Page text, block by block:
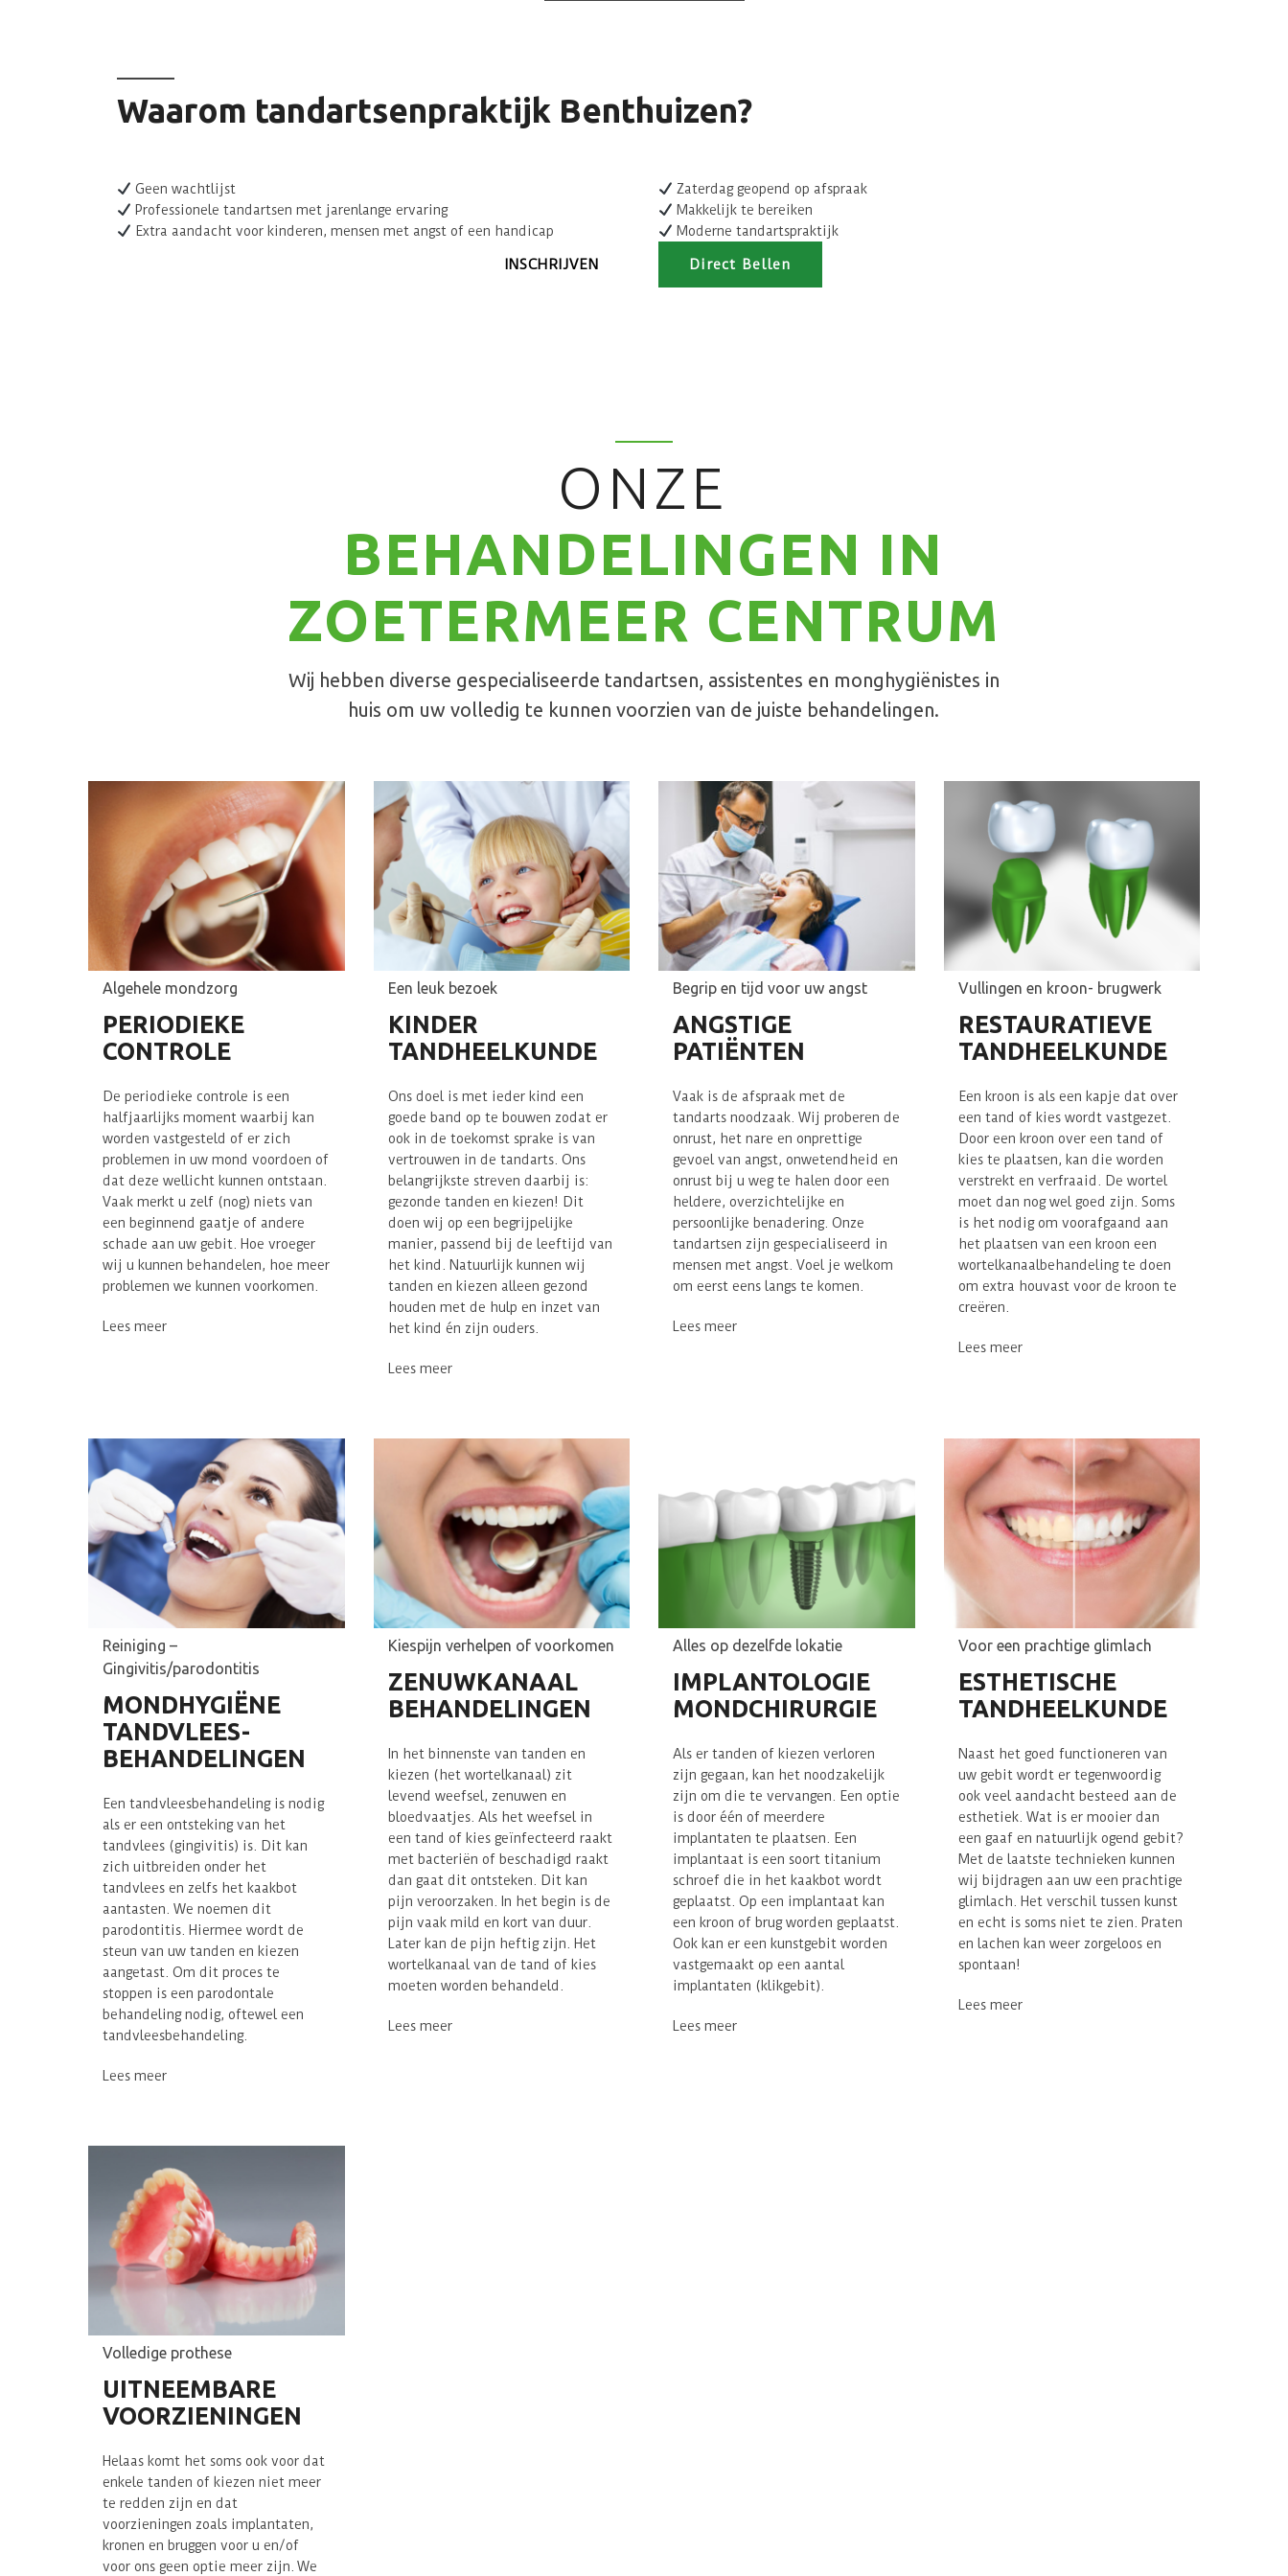
Waarom tandartsenpraktijk Benthuizen?
Geen wachtlijst
Professionele tandartsen met jarenlange ervaring
Extra aandacht voor kinderen, mensen met angst of een handicap
Zaterdag geopend op afspraak
Makkelijk te bereiken
Moderne tandartspraktijk
INSCHRIJVEN Direct Bellen
ONZE
BEHANDELINGEN IN
ZOETERMEER CENTRUM
Wij hebben diverse gespecialiseerde tandartsen, assistentes en monghygiënistes in
huis om uw volledig te kunnen voorzien van de juiste behandelingen.
Algehele mondzorg
PERIODIEKE
CONTROLE
De periodieke controle is een
halfjaarlijks moment waarbij kan
worden vastgesteld of er zich
problemen in uw mond voordoen of
dat deze wellicht kunnen ontstaan.
Vaak merkt u zelf (nog) niets van
een beginnend gaatje of andere
schade aan uw gebit. Hoe vroeger
wij u kunnen behandelen, hoe meer
problemen we kunnen voorkomen.
Lees meer
Een leuk bezoek
KINDER
TANDHEELKUNDE
Ons doel is met ieder kind een
goede band op te bouwen zodat er
ook in de toekomst sprake is van
vertrouwen in de tandarts. Ons
belangrijkste streven daarbij is:
gezonde tanden en kiezen! Dit
doen wij op een begrijpelijke
manier, passend bij de leeftijd van
het kind. Natuurlijk kunnen wij
tanden en kiezen alleen gezond
houden met de hulp en inzet van
het kind én zijn ouders.
Lees meer
Begrip en tijd voor uw angst
ANGSTIGE
PATIËNTEN
Vaak is de afspraak met de
tandarts noodzaak. Wij proberen de
onrust, het nare en onprettige
gevoel van angst, onwetendheid en
onrust bij u weg te halen door een
heldere, overzichtelijke en
persoonlijke benadering. Onze
tandartsen zijn gespecialiseerd in
mensen met angst. Voel je welkom
om eerst eens langs te komen.
Lees meer
Vullingen en kroon- brugwerk
RESTAURATIEVE
TANDHEELKUNDE
Een kroon is als een kapje dat over
een tand of kies wordt vastgezet.
Door een kroon over een tand of
kies te plaatsen, kan die worden
verstrekt en verfraaid. De wortel
moet dan nog wel goed zijn. Soms
is het nodig om voorafgaand aan
het plaatsen van een kroon een
wortelkanaalbehandeling te doen
om extra houvast voor de kroon te
creëren.
Lees meer
Reiniging –
Gingivitis/parodontitis
MONDHYGIËNE
TANDVLEES-
BEHANDELINGEN
Een tandvleesbehandelingis nodig
als er een ontsteking van het
tandvlees (gingivitis) is. Dit kan
zich uitbreiden onder het
tandvlees en zelfs het kaakbot
aantasten. We noemen dit
parodontitis. Hiermee wordt de
steun van uw tanden en kiezen
aangetast. Om dit proces te
stoppen is een parodontale
behandeling nodig, oftewel een
tandvleesbehandeling.
Lees meer
Kiespijn verhelpen of voorkomen
ZENUWKANAAL
BEHANDELINGEN
In het binnenste van tanden en
kiezen (het wortelkanaal) zit
levend weefsel, zenuwen en
bloedvaatjes. Als het weefsel in
een tand of kies geïnfecteerd raakt
met bacteriën of beschadigd raakt
dan gaat dit ontsteken. Dit kan
pijn veroorzaken. In het begin is de
pijn vaak mild en kort van duur.
Later kan de pijn heftig zijn. Het
wortelkanaal van de tand of kies
moeten worden behandeld.
Lees meer
Alles op dezelfde lokatie
IMPLANTOLOGIE
MONDCHIRURGIE
Als er tanden of kiezen verloren
zijn gegaan, kan het noodzakelijk
zijn om die te vervangen. Een optie
is door één of meerdere
implantaten te plaatsen. Een
implantaat is een soort titanium
schroef die in het kaakbot wordt
geplaatst. Op een implantaat kan
een kroon of brug worden geplaatst.
Ook kan er een kunstgebit worden
vastgemaakt op een aantal
implantaten (klikgebit).
Lees meer
Voor een prachtige glimlach
ESTHETISCHE
TANDHEELKUNDE
Naast het goed functioneren van
uw gebit wordt er tegenwoordig
ook veel aandacht besteed aan de
esthetiek. Wat is er mooier dan
een gaaf en natuurlijk ogend gebit?
Met de laatste technieken kunnen
wij bijdragen aan uw een prachtige
glimlach. Het verschil tussen kunst
en echt is soms niet te zien. Praten
en lachen kan weer zorgeloos en
spontaan!
Lees meer
Volledige prothese
UITNEEMBARE
VOORZIENINGEN
Helaas komt het soms ook voor dat
enkele tanden of kiezen niet meer
te redden zijn en dat
voorzieningen zoals implantaten,
kronen en bruggen voor u en/of
voor ons geen optie meer zijn. We